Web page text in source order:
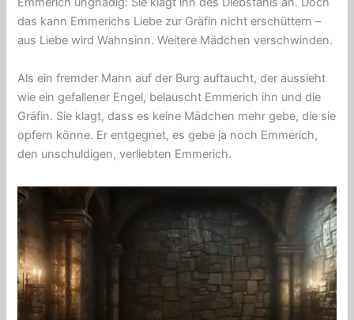
das kann Emmerichs Liebe zur Gräfin nicht erschüttern –
aus Liebe wird Wahnsinn. Weitere Mädchen verschwinden.
Als ein fremder Mann auf der Burg auftaucht, der aussieht
wie ein gefallener Engel, belauscht Emmerich ihn und die
Gräfin. Sie klagt, dass es keine Mädchen mehr gebe, die sie
opfern könne. Er entgegnet, es gebe ja noch Emmerich,
den unschuldigen, verliebten Emmerich.